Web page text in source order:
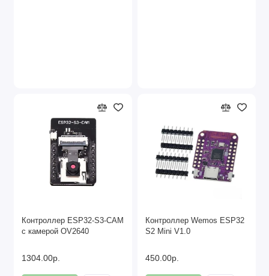
Контроллер ESP32-S3-CAM
с камерой OV2640
1304.00р.
Контроллер Wemos ESP32
S2 Mini V1.0
450.00р.